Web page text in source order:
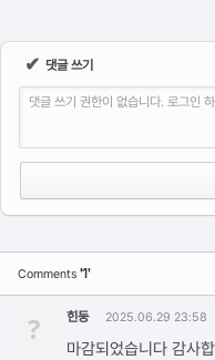
✔ 댓글 쓰기
댓글 쓰기 권한이 없습니다. 로그인
Comments '1'
? 힌둥 2025.06.29 23:58
마감되었습니다 감사